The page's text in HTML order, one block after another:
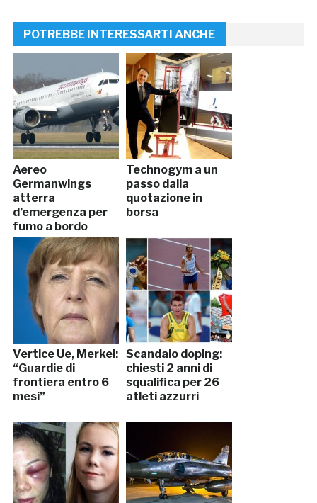
POTREBBE INTERESSARTI ANCHE
Aereo
Germanwings
atterra
d’emergenza per
fumo a bordo
Technogym a un
passo dalla
quotazione in
borsa
Vertice Ue, Merkel:
“Guardie di
frontiera entro 6
mesi”
Scandalo doping:
chiesti 2 anni di
squalifica per 26
atleti azzurri